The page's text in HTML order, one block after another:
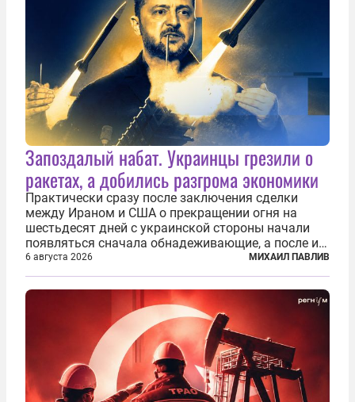
Запоздалый набат. Украинцы грезили о
ракетах, а добились разгрома экономики
Практически сразу после заключения сделки
между Ираном и США о прекращении огня на
шестьдесят дней с украинской стороны начали
появляться сначала обнадеживающие, а после и
вовсе бравурные заявления про некий «перелом»
в войне. Вероятно, в сознании первых лиц
киевского режима и стоящих за ними...
6 августа 2026 МИХАИЛ ПАВЛИВ